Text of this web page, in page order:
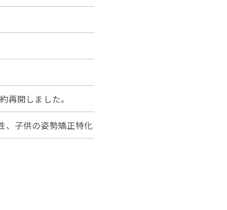
再開しました。
、子供の姿勢矯正特化